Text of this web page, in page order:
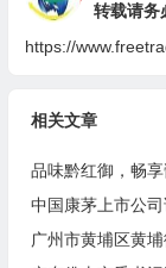
转载请务
https://
相关文章
品味黔红御，畅
中国康茅上市公
广州市黄埔区黄